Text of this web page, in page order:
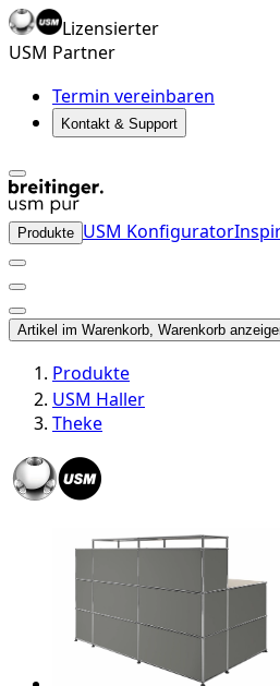
Lizensierter
USM Partner
Termin vereinbaren
Kontakt & Support
Produkte USM Konfigurator
Artikel im Warenkorb, Warenkorb
Produkte
USM Haller
Theke